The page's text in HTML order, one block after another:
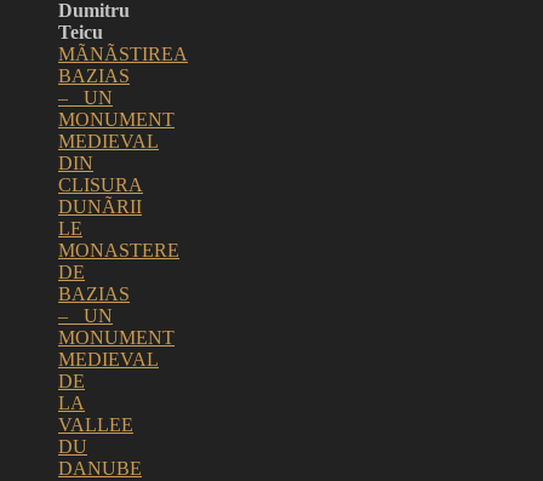
Dumitru
Teicu
MÃNÃSTIREA
BAZIAS
– UN
MONUMENT
MEDIEVAL
DIN
CLISURA
DUNÃRII
LE
MONASTERE
DE
BAZIAS
– UN
MONUMENT
MEDIEVAL
DE
LA
VALLEE
DU
DANUBE